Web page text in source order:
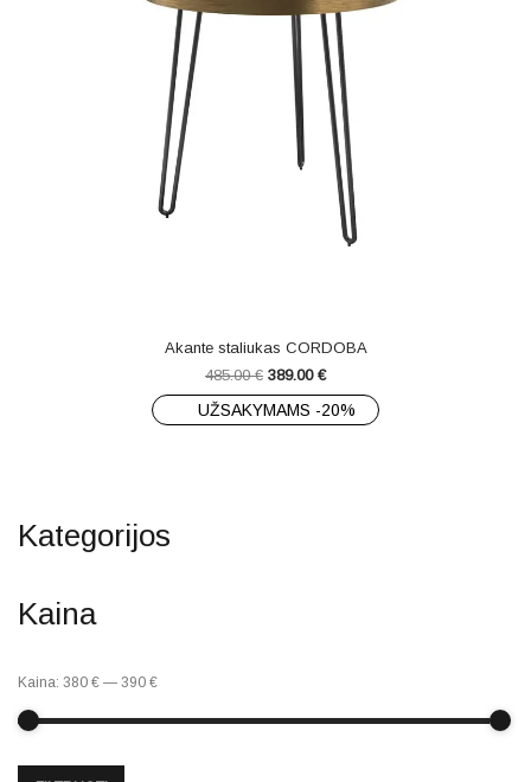
Akante staliukas CORDOBA
485.00€ 389.00 €
UŽSAKYMAMS -20%
Kategorijos
Kaina
Kaina: 380 € — 390 €